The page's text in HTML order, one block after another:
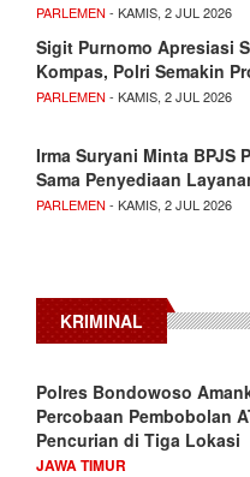
PARLEMEN - KAMIS, 2 JUL 2026
Sigit Purnomo Apresiasi
Kompas, Polri Semakin
PARLEMEN - KAMIS, 2 JUL 2026
Irma Suryani Minta BPJS
Sama Penyediaan
PARLEMEN - KAMIS, 2 JUL 2026
KRIMINAL
Polres Bondowoso
Percobaan Pembobolan
Pencurian di Tiga Lokasi
JAWA TIMUR